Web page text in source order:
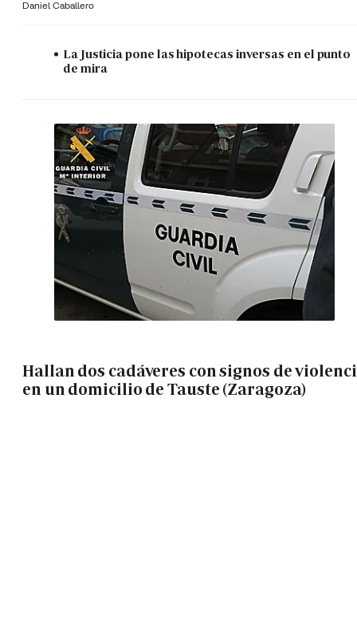
Daniel Caballero
La Justicia pone las hipotecas inversas en el punto
de mira
Hallan dos cadáveres con signos de
en un domicilio de Tauste (Zaragoza)